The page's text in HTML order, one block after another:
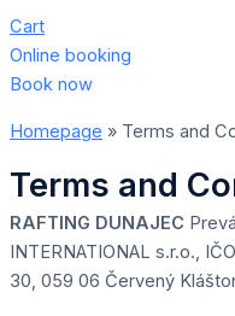
Cart
Online booking
Book now
Homepage » Terms and
Terms and
RAFTING DUNAJEC
INTERNATIONAL s.r.o.,
30, 059 06 Červený